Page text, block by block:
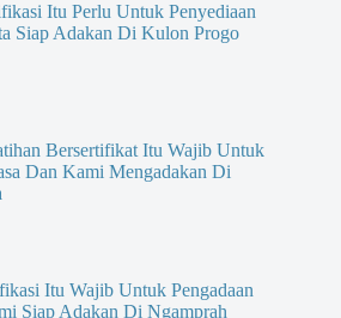
Itu Perlu Untuk Penyediaan
Siap Adakan Di Kulon Progo
Bersertifikat Itu Wajib Untuk
Dan Kami Mengadakan Di
Itu Wajib Untuk Pengadaan
Siap Adakan Di Ngamprah